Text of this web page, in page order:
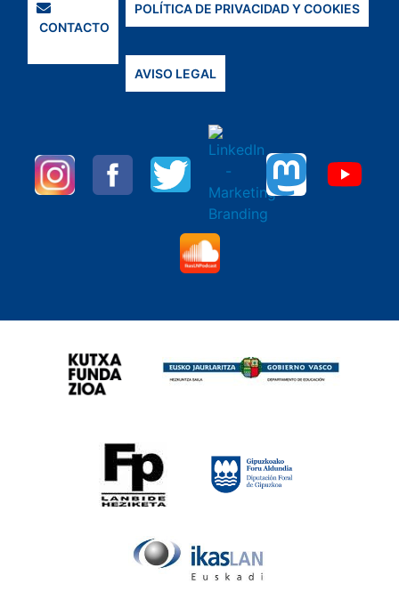
CONTACTO
POLÍTICA DE PRIVACIDAD Y COOKIES
AVISO LEGAL